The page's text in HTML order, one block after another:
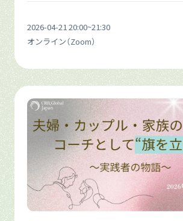
2026-04-21 20:00~21:30
オンライン（Zoom）